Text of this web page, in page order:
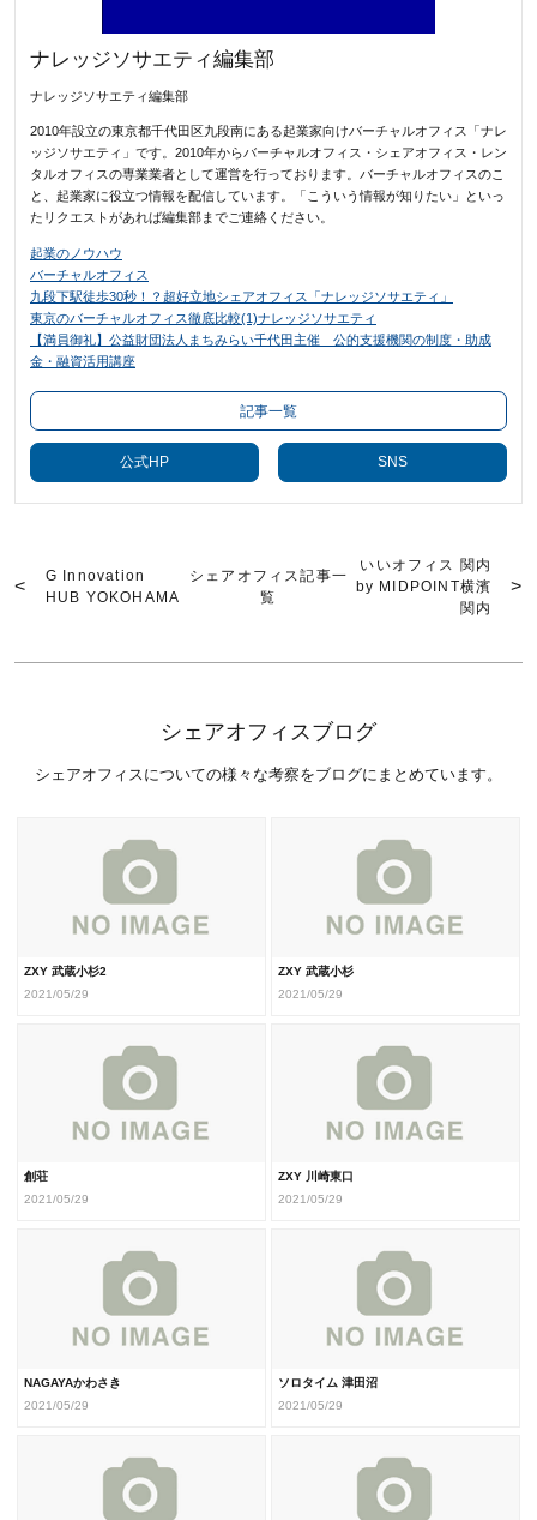
ナレッジソサエティ編集部
ナレッジソサエティ編集部
2010年設立の東京都千代田区九段南にある起業家向けバーチャルオフィス「ナレ
ッジソサエティ」です。2010年からバーチャルオフィス・シェアオフィス・レン
タルオフィスの専業業者として運営を行っております。バーチャルオフィスのこ
と、起業家に役立つ情報を配信しています。「こういう情報が知りたい」といっ
たリクエストがあれば編集部までご連絡ください。
起業のノウハウ
バーチャルオフィス
九段下駅徒歩30秒！？超好立地シェアオフィス「ナレッジソサエティ」
東京のバーチャルオフィス徹底比較(1)ナレッジソサエティ
【満員御礼】公益財団法人まちみらい千代田主催 公的支援機関の制度・助成
金・融資活用講座
記事一覧
公式HP SNS
G Innovation
HUB YOKOHAMA
シェアオフィス記事一
覧
いいオフィス 関内
by MIDPOINT横濱
関内
シェアオフィスブログ
シェアオフィスについての様々な考察をブログにまとめています。
ZXY 武蔵小杉2
2021/05/29
ZXY 武蔵小杉
2021/05/29
創荘
2021/05/29
ZXY 川崎東口
2021/05/29
NAGAYAかわさき
2021/05/29
ソロタイム 津田沼
2021/05/29